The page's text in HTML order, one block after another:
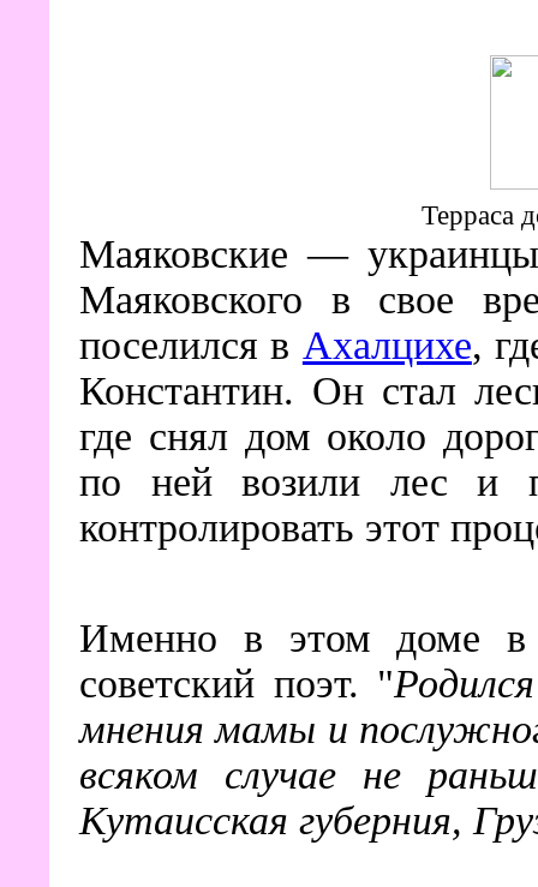
Терраса
Маяковские —
Маяковского в свое
поселился в Ахалцихе,
Константин. Он стал
где снял дом около
по ней возили лес и
контролировать этот
Именно в этом доме в
советский поэт. "
мнения мамы и
всяком случае не
Кутаисская губерния,